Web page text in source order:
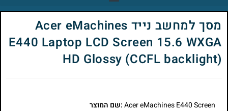
מסך למחשב נייד Acer eMachines
E440 Laptop LCD Screen 15.6 WXGA
HD Glossy (CCFL backlight)
:שם המוצר